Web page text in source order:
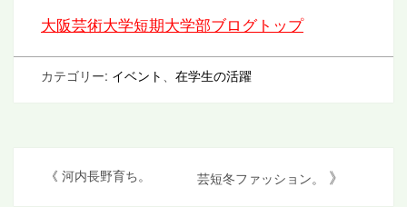
大阪芸術大学短期大学部ブログトップ
カテゴリー: イベント 在学生の活躍
《 河内長野育ち。 芸短冬ファッション。 》